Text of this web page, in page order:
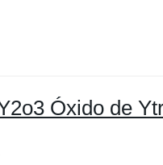
Óxido de